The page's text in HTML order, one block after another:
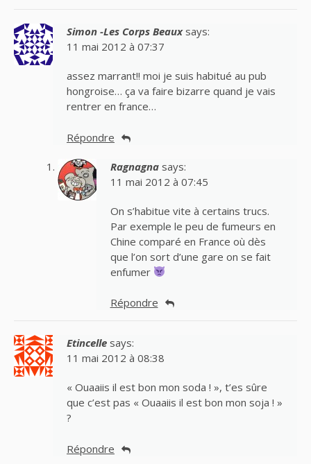
Simon -Les Corps Beaux says:
11 mai 2012 à 07:37
assez marrant!! moi je suis habitué au pub
hongroise… ça va faire bizarre quand je vais
rentrer en france…
Répondre
Ragnagna says:
11 mai 2012 à 07:45
On s’habitue vite à certains trucs.
Par exemple le peu de fumeurs en
Chine comparé en France où dès
que l’on sort d’une gare on se fait
enfumer
Répondre
Etincelle says:
11 mai 2012 à 08:38
« Ouaaiis il est bon mon soda ! », t’es sûre
que c’est pas « Ouaaiis il est bon mon soja ! »
?
Répondre